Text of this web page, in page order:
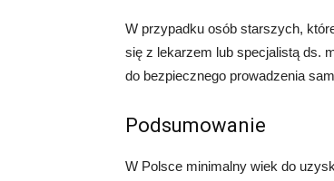
W przypadku osób starszych,
się z lekarzem lub specjalistą ds.
do bezpiecznego prowadzenia
Podsumowanie
W Polsce minimalny wiek do